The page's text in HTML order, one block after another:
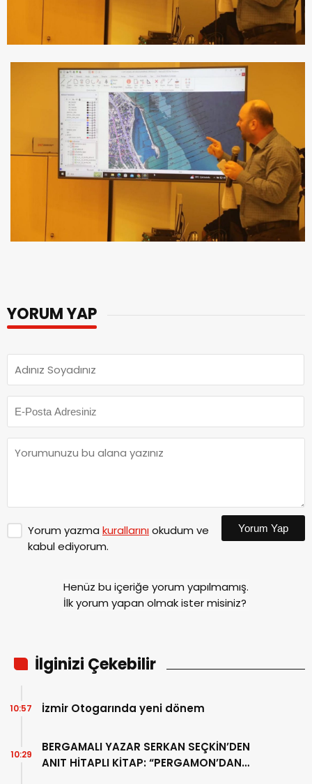
YORUM YAP
Yorum yazma kurallarınıokudum ve
kabul ediyorum.
Yorum Yap
Henüz bu içeriğe yorum yapılmamış.
İlk yorum yapan olmak ister misiniz?
İlginizi Çekebilir
İzmir Otogarında yeni dönem
10:57
BERGAMALI YAZAR SERKAN SEÇKİN’DEN
ANIT HİTAPLI KİTAP: “PERGAMON’DAN
10:29